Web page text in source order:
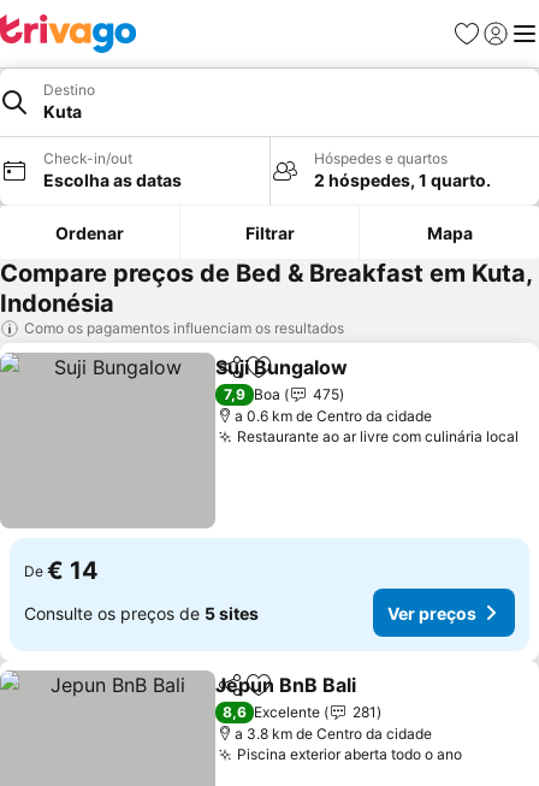
Favoritos
Iniciar
Destino
Kuta
Check-in/out
Escolha as datas
Hóspedes e quartos
2 hóspedes, 1 quarto.
Ordenar Filtrar Mapa
Compare preços de Bed & Breakfast em Kuta,
Indonésia
Como os pagamentos influenciam os resultados
PartilharAdicionar aos favoritos
Suji Bungalow
7,9 Boa
475
a 0.6 km de Centro da cidade
Restaurante ao ar livre com culinária local
De € 14
Consulte os preços de 5 sites Ver preços
PartilharAdicionar aos favoritos
Jepun BnB Bali
8,6 Excelente
281
a 3.8 km de Centro da cidade
Piscina exterior aberta todo o ano